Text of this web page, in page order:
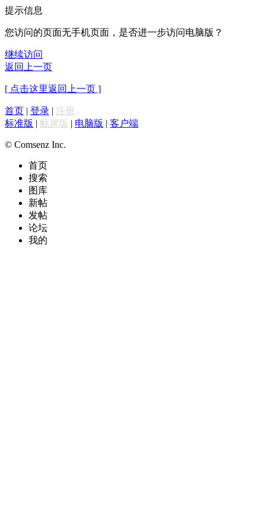
提示信息
您访问的页面无手机页面，是否进一步访问电脑版？
继续访问
返回上一页
[ 点击这里返回上一页 ]
首页 | 登录 | 注册
标准版 | 触屏版 | 电脑版 | 客户端
© Comsenz Inc.
首页
搜索
图库
新帖
发帖
论坛
我的